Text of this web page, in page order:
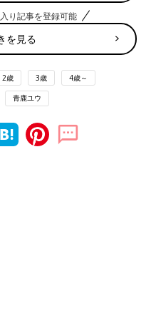
り記事を登録可能
を見る
2歳 3歳 4歳～
青鹿ユウ